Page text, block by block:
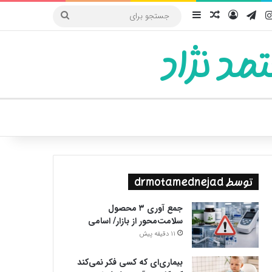
اینستاگرام
تلگرامورودنوشته تصادفی
سایدبار
جستجو
نژاد
پوسته
توسط drmotamednejad
جمع آوری ۳ محصول
سلامت‌محور از بازار/ اسامی
11 دقیقه پیش
بیماری‌ای که کسی فکر نمی‌کند